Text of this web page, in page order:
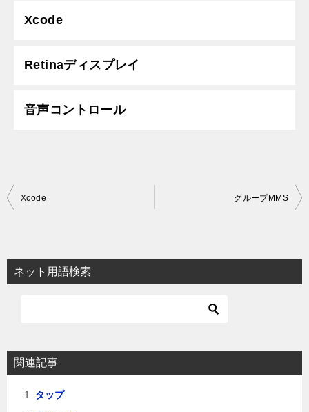
Xcode
Retinaディスプレイ
音声コントロール
投
ビ
ゲ
ョ
ン
Xcode グループMMS
ネット用語検索
関連記事
タップ